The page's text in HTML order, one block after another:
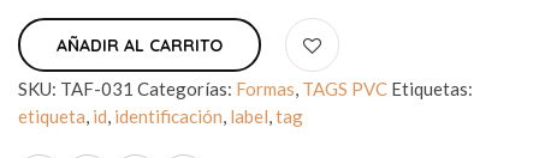
AÑADIR AL CARRITO
SKU: TAF-031 Categorías: Formas, TAGS PVC Etiquetas:
etiqueta, id, identificación, label,tag